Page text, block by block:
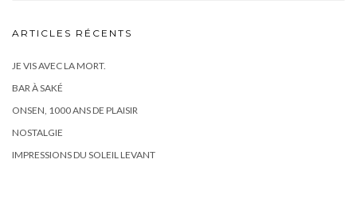
ARTICLES RÉCENTS
JE VIS AVEC LA MORT.
BAR À SAKÉ
ONSEN, 1000 ANS DE PLAISIR
NOSTALGIE
IMPRESSIONS DU SOLEIL LEVANT